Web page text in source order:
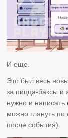
И еще.
Это был весь
за пицца-баксы и
нужно и
можно глянуть по
после события).